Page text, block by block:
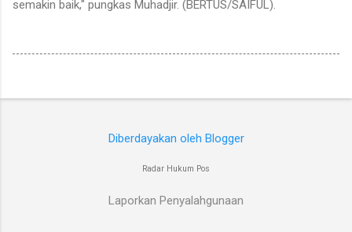
semakin baik," pungkas Muhadjir. (BERTUS/SAIFUL).
Diberdayakan oleh Blogger
Radar Hukum Pos
Laporkan Penyalahgunaan